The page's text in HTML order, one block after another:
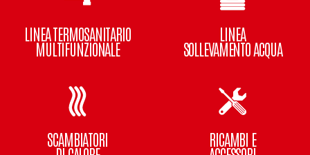
LINEA TERMOSANITARIO
MULTIFUNZIONALE
LINEA
SOLLEVAMENTO ACQUA
SCAMBIATORI RICAMBI E